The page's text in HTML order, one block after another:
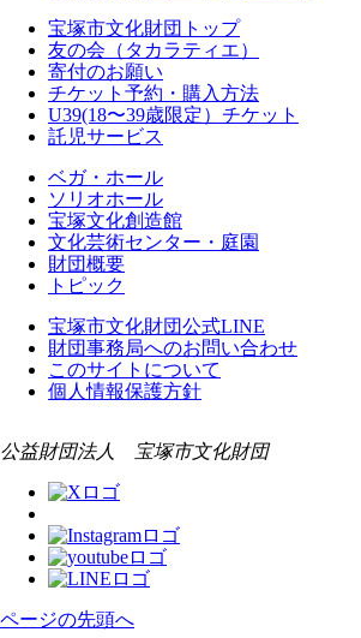
宝塚市文化財団トップ
友の会（タカラティエ）
寄付のお願い
チケット予約・購入方法
U39(18〜39歳限定）チケット
託児サービス
ベガ・ホール
ソリオホール
宝塚文化創造館
文化芸術センター・庭園
財団概要
トピック
宝塚市文化財団公式LINE
財団事務局へのお問い合わせ
このサイトについて
個人情報保護方針
公益財団法人 宝塚市文化財団
ページの先頭へ